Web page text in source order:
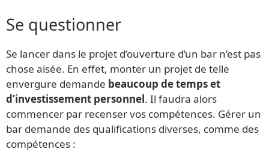
Se questionner
Se lancer dans le projet d’ouverture d’un bar n’est pas
chose aisée. En effet, monter un projet de telle
envergure demande beaucoup de temps et
d’investissement personnel. Il faudra alors
commencer par recenser vos compétences. Gérer un
bar demande des qualifications diverses, comme des
compétences :